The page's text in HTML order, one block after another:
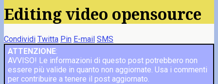
Editing video opensource
Condividi Twitta Pin E-mail SMS
ATTENZIONE:
AVVISO! Le informazioni di questo post potrebbero non
essere più valide in quanto non aggiornate. Usa i commenti
per contribuire a tenere il post aggiornato.